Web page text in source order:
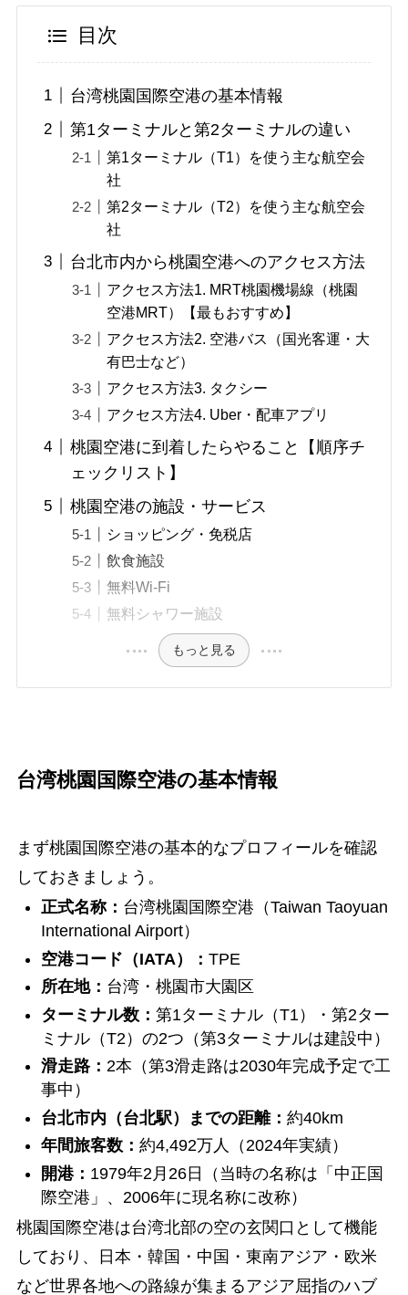
目次
台湾桃園国際空港の基本情報
第1ターミナルと第2ターミナルの違い
第1ターミナル（T1）を使う主な航空会
社
第2ターミナル（T2）を使う主な航空会
社
台北市内から桃園空港へのアクセス方法
アクセス方法1. MRT桃園機場線（桃園
空港MRT）【最もおすすめ】
アクセス方法2. 空港バス（国光客運・大
有巴士など）
アクセス方法3. タクシー
アクセス方法4. Uber・配車アプリ
桃園空港に到着したらやること【順序チ
ェックリスト】
桃園空港の施設・サービス
ショッピング・免税店
飲食施設
無料Wi-Fi
無料シャワー施設
もっと見る
台湾桃園国際空港の基本情報
まず桃園国際空港の基本的なプロフィールを確認
しておきましょう。
正式名称： 台湾桃園国際空港（Taiwan Taoyuan
International Airport）
空港コード（IATA）： TPE
所在地： 台湾・桃園市大園区
ターミナル数： 第1ターミナル（T1）・第2ター
ミナル（T2）の2つ（第3ターミナルは建設中）
滑走路： 2本（第3滑走路は2030年完成予定で工
事中）
台北市内（台北駅）までの距離： 約40km
年間旅客数： 約4,492万人（2024年実績）
開港： 1979年2月26日（当時の名称は「中正国
際空港」、2006年に現名称に改称）
桃園国際空港は台湾北部の空の玄関口として機能
しており、日本・韓国・中国・東南アジア・欧米
など世界各地への路線が集まるアジア屈指のハブ